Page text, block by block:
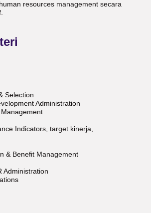
resources management secara
Selection
Administration
Indicators, target kinerja,
& Benefit Management
Administration